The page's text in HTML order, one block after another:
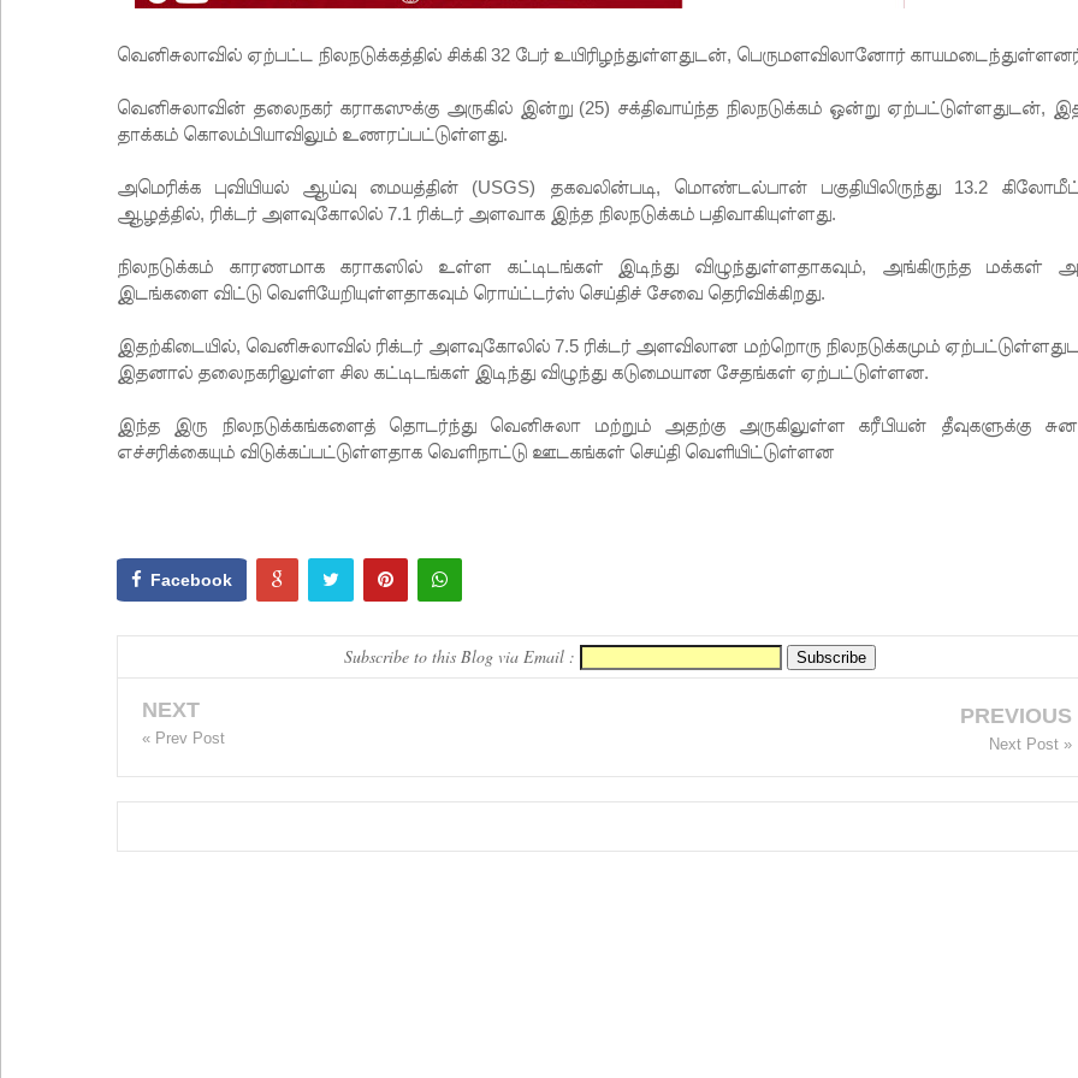
வெனிசுலாவில் ஏற்பட்ட நிலநடுக்கத்தில் சிக்கி 32 பேர் உயிரிழந்துள்ளதுடன், பெருமளவிலானோர்
வெனிசுலாவின் தலைநகர் கராகஸுக்கு அருகில் இன்று (25) சக்திவாய்ந்த நிலநடுக்கம் ஒன்று ஏற்பட்டுள்ளதுடன்,
தாக்கம் கொலம்பியாவிலும் உணரப்பட்டுள்ளது.
அமெரிக்க புவியியல் ஆய்வு மையத்தின் (USGS) தகவலின்படி, மொண்டல்பான் பகுதியிலிருந்து 13.2
ஆழத்தில், ரிக்டர் அளவுகோலில் 7.1 ரிக்டர் அளவாக இந்த நிலநடுக்கம் பதிவாகியுள்ளது.
நிலநடுக்கம் காரணமாக கராகஸில் உள்ள கட்டிடங்கள் இடிந்து விழுந்துள்ளதாகவும், அங்கிருந்த மக்கள்
இடங்களை விட்டு வெளியேறியுள்ளதாகவும் ரொய்ட்டர்ஸ் செய்திச் சேவை தெரிவிக்கிறது.
இதற்கிடையில், வெனிசுலாவில் ரிக்டர் அளவுகோலில் 7.5 ரிக்டர் அளவிலான மற்றொரு நிலநடுக்கமும்
இதனால் தலைநகரிலுள்ள சில கட்டிடங்கள் இடிந்து விழுந்து கடுமையான சேதங்கள் ஏற்பட்டுள்ளன.
இந்த இரு நிலநடுக்கங்களைத் தொடர்ந்து வெனிசுலா மற்றும் அதற்கு அருகிலுள்ள கரீபியன் தீவுகளுக்கு
எச்சரிக்கையும் விடுக்கப்பட்டுள்ளதாக வெளிநாட்டு ஊடகங்கள் செய்தி வெளியிட்டுள்ளன
Facebook
Subscribe to this Blog via Email :
NEXT
« Prev Post
PREVIOUS
Next Post »